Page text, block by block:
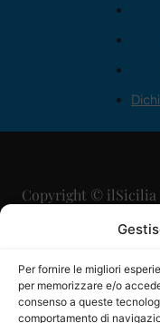
Per fornire le migliori
per memorizzare e/o
consenso a queste
comportamento di
Copyright © ilSicilia
Direttore